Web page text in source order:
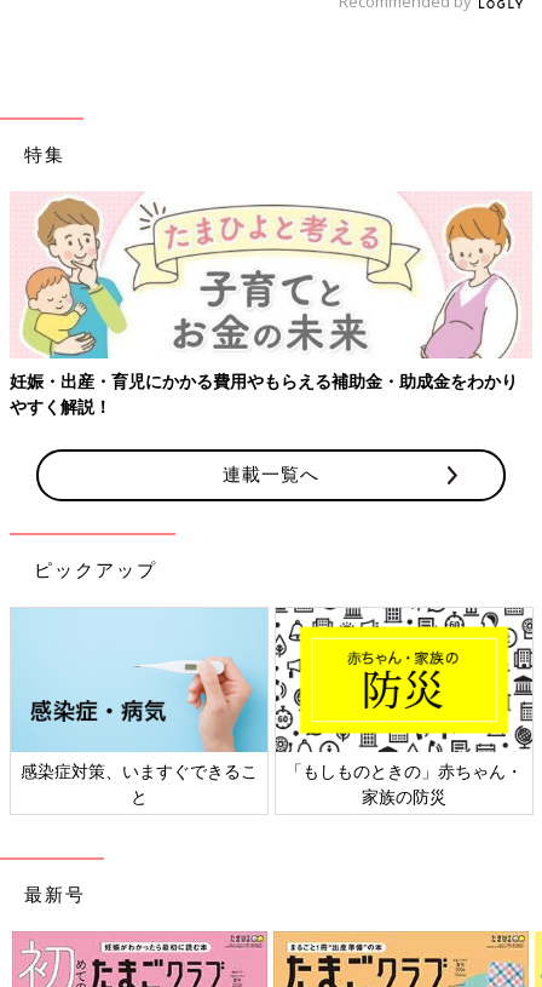
特集
妊娠・出産・育児にかかる費用やもらえる補助金・助成金をわかり
やすく解説！
連載一覧へ
ピックアップ
感染症対策、いますぐできるこ
と
「もしものときの」赤ちゃん・
家族の防災
最新号